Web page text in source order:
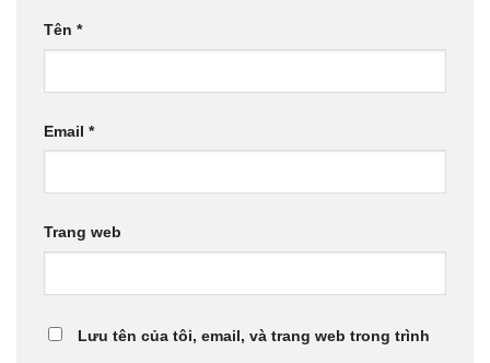
Tên *
Email *
Trang web
Lưu tên của tôi, email, và trang web trong trình